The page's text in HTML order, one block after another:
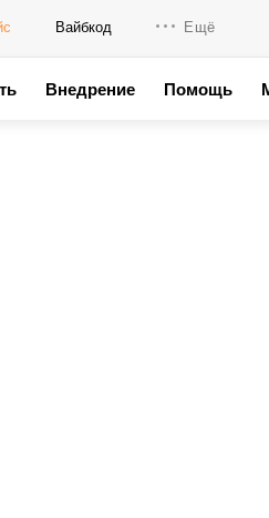
Вайбкод Ещё
Внедрение Помощь